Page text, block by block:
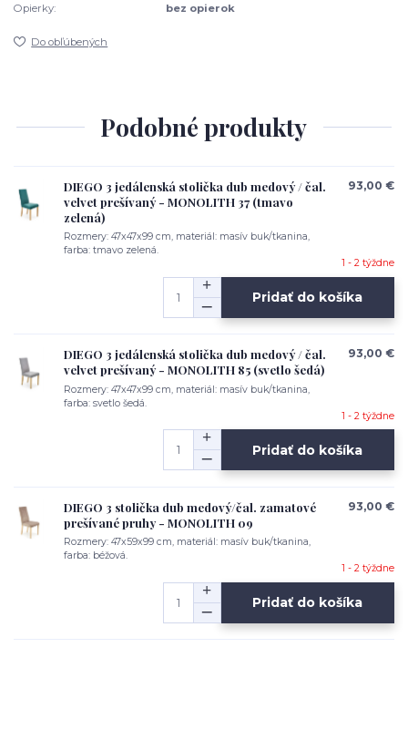
Opierky: bez opierok
Do obľúbených
Podobné produkty
DIEGO 3 jedálenská stolička dub medový / čal.
velvet prešívaný - MONOLITH 37 (tmavo
zelená)
Rozmery: 47x47x99 cm, materiál: masív buk/tkanina,
farba: tmavo zelená.
93,00 €
1 - 2 týždne
Pridať do košíka
DIEGO 3 jedálenská stolička dub medový / čal.
velvet prešívaný - MONOLITH 85 (svetlo šedá)
Rozmery: 47x47x99 cm, materiál: masív buk/tkanina,
farba: svetlo šedá.
93,00 €
1 - 2 týždne
Pridať do košíka
DIEGO 3 stolička dub medový/čal. zamatové
prešívané pruhy - MONOLITH 09
Rozmery: 47x59x99 cm, materiál: masív buk/tkanina,
farba: béžová.
93,00 €
1 - 2 týždne
Pridať do košíka